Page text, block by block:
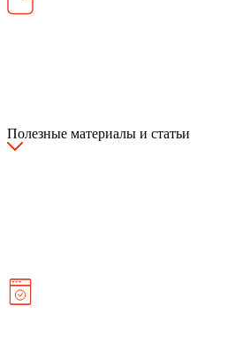
Полезные материалы и статьи